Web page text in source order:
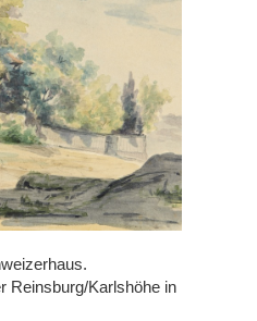
Reinsburg/Karlshöhe in